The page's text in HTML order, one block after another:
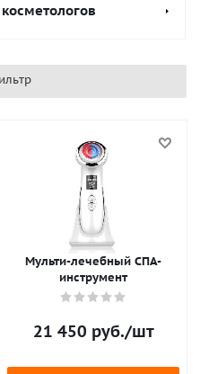
Мульти-лечебный СПА-
инструмент
21 450 руб./шт